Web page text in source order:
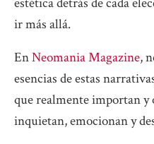
ir más allá.
EnNeomania Magazine,
esencias de estas
que realmente importan
inquietan, emocionan y